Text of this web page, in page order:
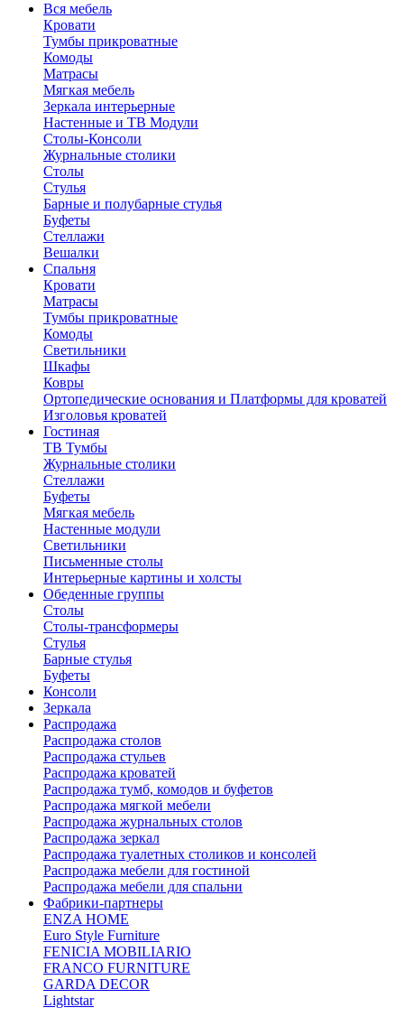
Вся мебель
Кровати
Тумбы прикроватные
Комоды
Матрасы
Мягкая мебель
Зеркала интерьерные
Настенные и ТВ Модули
Столы-Консоли
Журнальные столики
Столы
Стулья
Барные и полубарные стулья
Буфеты
Стеллажи
Вешалки
Cпальня
Кровати
Матрасы
Тумбы прикроватные
Комоды
Светильники
Шкафы
Ковры
Ортопедические основания и Платформы для кроватей
Изголовья кроватей
Гостиная
ТВ Тумбы
Журнальные столики
Стеллажи
Буфеты
Мягкая мебель
Настенные модули
Светильники
Письменные столы
Интерьерные картины и холсты
Обеденные группы
Столы
Столы-трансформеры
Стулья
Барные стулья
Буфеты
Консоли
Зеркала
Распродажа
Распродажа столов
Распродажа стульев
Распродажа кроватей
Распродажа тумб, комодов и буфетов
Распродажа мягкой мебели
Распродажа журнальных столов
Распродажа зеркал
Распродажа туалетных столиков и консолей
Распродажа мебели для гостиной
Распродажа мебели для спальни
Фабрики-партнеры
ENZA HOME
Euro Style Furniture
FENICIA MOBILIARIO
FRANCO FURNITURE
GARDA DECOR
Lightstar